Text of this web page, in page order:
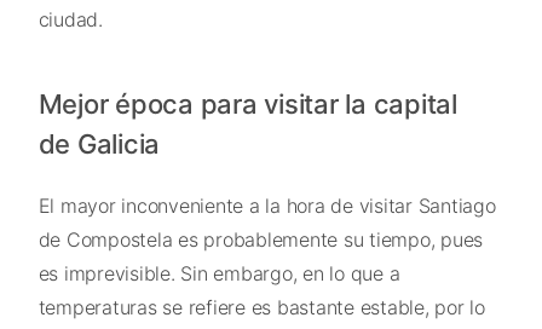
ciudad.
Mejor época para visitar la capital
de Galicia
El mayor inconveniente a la hora de visitar Santiago
de Compostela es probablemente su tiempo, pues
es imprevisible. Sin embargo, en lo que a
temperaturas se refiere es bastante estable, por lo